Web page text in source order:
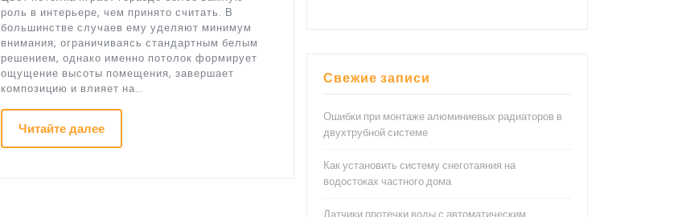
роль в интерьере, чем принято считать. В
большинстве случаев ему уделяют минимум
внимания, ограничиваясь стандартным белым
решением, однако именно потолок формирует
ощущение высоты помещения, завершает
композицию и влияет на…
Читайте далее
Свежие записи
Ошибки при монтаже алюминиевых радиаторов в
двухтрубной системе
Как установить систему снеготаяния на
водостоках частного дома